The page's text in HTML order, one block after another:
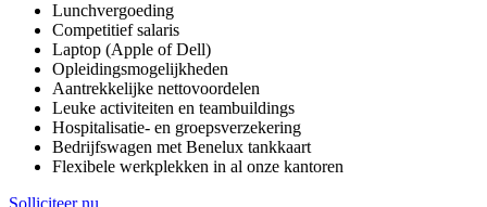
Lunchvergoeding
Competitief salaris
Laptop (Apple of Dell)
Opleidingsmogelijkheden
Aantrekkelijke nettovoordelen
Leuke activiteiten en teambuildings
Hospitalisatie- en groepsverzekering
Bedrijfswagen met Benelux tankkaart
Flexibele werkplekken in al onze kantoren
Solliciteer nu